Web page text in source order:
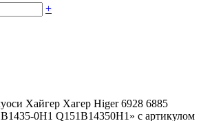
+
Хайгер Хагер Higer 6928 6885
0H1 Q151B14350H1» с артикулом